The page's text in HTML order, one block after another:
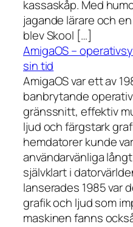
kassaskåp. Med
jagande lärare och
blev Skool […]
AmigaOS –
sin tid
AmigaOS var ett av
banbrytande
gränssnitt, effektiv
ljud och färgstark
hemdatorer kunde
användarvänliga
självklart i
lanserades 1985 var
grafik och ljud som
maskinen fanns